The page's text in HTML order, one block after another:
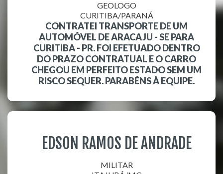
GEOLOGO
CURITIBA/PARANÁ
CONTRATEI TRANSPORTE DE UM
AUTOMÓVEL DE ARACAJU - SE PARA
CURITIBA - PR. FOI EFETUADO DENTRO
DO PRAZO CONTRATUAL E O CARRO
CHEGOU EM PERFEITO ESTADO SEM UM
RISCO SEQUER. PARABÉNS À EQUIPE.
EDSON RAMOS DE ANDRADE
MILITAR